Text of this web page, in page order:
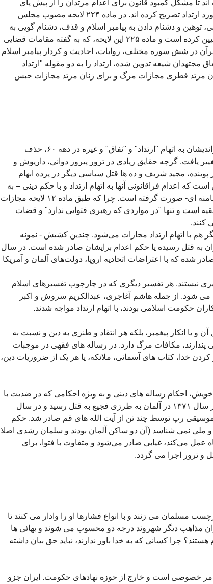
تا مشکل کمبود قانون برای اعدام مرتدان را از پیش پای
قاضیان بردارند و بر مجازات اعدام در مورد ارتداد تصریح کرده اند. در ماده ۲۲۴ لایحه مصوب مجلس
توهین و دشنام دادن به پیامبر اسلام و قذف، دشنام گویی به
فاطمه زهرا و امامان شیعه" را اعدام تعیین کرده است و ماده ۲۲۵ این لایحه، که به گفته مقامات قضایی
در شش سوره مختلف، روایات، احادیث و کردار پیامبر اسلام
مجتهدان شیعه تدوین شده، ارتداد را به دو مقوله "ارتداد
مرتد فطری مجازات مرگ و برای زنان مرتد مجازات حبس
بعد از اعدام‌های گسترده مخالفان و دگراندیشان به اتهام "ارتداد" و "نفاق" و غیره در دهه ۶۰، حذف
یافت. گرچه حقایق زیادی در ترور پیروز دوانی، داریوش و
مجید شریف و ده ها قتل سیاسی دیگر در پرده ابهام
است که اعدام فراقانونی آنها به اتهام ارتداد و با حکم دینی – به
احتمال قریب به یقین با حکم سیدعلی خامنه ای- صورت گرفته است. چرا که طبق ماده ۱۲ لایحه مجازات
است و تنها "در مواردی که رهبری فتوایی ندارد" و قضات
کنند.
هم با اتهام ارتداد مجازات می‌شود. چندین کشیش - نمونه
به قتل رسیده یا حکم اعدام برایشان صادر شده است. در سال
شده که با اعتراضات اتحادیه اروپا، دولت‌های آلمان و آمریکا
بری نیستند. هر تفسیر دیگری که در چارچوب تفسیرهای اسلام
می شود. از جمله هاشم آغاجری، عبدالکریم سروش و اکبر
حکومت اسلامی بودند، با اتهام ارتداد مواجه شدند.
و یا انکار پیغمبر، بلکه هر انتقاد و طنزی به دین و نسبت به
پندارند، مکافات مرگ دارد. در رساله های فقهی در موجبات
خدا، کتاب های آسمانی، ملائکه، یا هر یک از ضروریات دین،
احکام رساله های دینی و به ویژه احکامی که در ضدیت با
زن قرار داشت، به تمسخر گرفته بود، در سال ١٣٧١ در آلمان به طرزی فجیع به قتل رسید و در سال
موسیقی رپ توسط چند تن از آیت الله های قم صادر شد. حکم
و ملی نمی شناسد (آن دو ساکن آلمان بودند و سلمان رشدی اصلا
عمل می‌کند، غیابی صادر می‌شود و متفاوت با فتوا، برای
و ترور اجرا می گردد.
مسلمان می زنند و با انواع فشارها او را وادار می کنند تا
مذاهب دیگر شهروند درجه دو محسوب می شوند و بهائی ها
چرا کسانی که به خدا باور ندارند، نباید حق بیان داشته
امر خصوصی است و خارج از حوزه نهادهای حکومت. ایران جزو